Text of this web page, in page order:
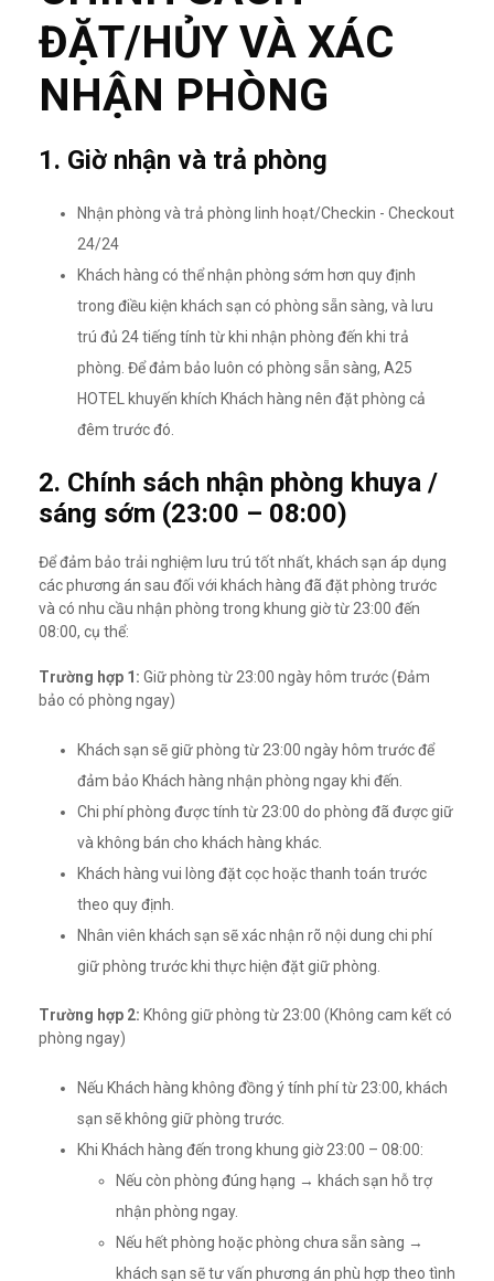
ĐẶT/HỦY VÀ XÁC
NHẬN PHÒNG
1. Giờ nhận và trả phòng
Nhận phòng và trả phòng linh hoạt/Checkin - Checkout
24/24
Khách hàng có thể nhận phòng sớm hơn quy định
trong điều kiện khách sạn có phòng sẵn sàng, và lưu
trú đủ 24 tiếng tính từ khi nhận phòng đến khi trả
phòng. Để đảm bảo luôn có phòng sẵn sàng, A25
HOTEL khuyến khích Khách hàng nên đặt phòng cả
đêm trước đó.
2. Chính sách nhận phòng khuya /
sáng sớm (23:00 – 08:00)
Để đảm bảo trải nghiệm lưu trú tốt nhất, khách sạn áp dụng
các phương án sau đối với khách hàng đã đặt phòng trước
và có nhu cầu nhận phòng trong khung giờ từ 23:00 đến
08:00, cụ thể:
Trường hợp 1: Giữ phòng từ 23:00 ngày hôm trước (Đảm
bảo có phòng ngay)
Khách sạn sẽ giữ phòng từ 23:00 ngày hôm trước để
đảm bảo Khách hàng nhận phòng ngay khi đến.
Chi phí phòng được tính từ 23:00 do phòng đã được giữ
và không bán cho khách hàng khác.
Khách hàng vui lòng đặt cọc hoặc thanh toán trước
theo quy định.
Nhân viên khách sạn sẽ xác nhận rõ nội dung chi phí
giữ phòng trước khi thực hiện đặt giữ phòng.
Trường hợp 2: Không giữ phòng từ 23:00 (Không cam kết có
phòng ngay)
Nếu Khách hàng không đồng ý tính phí từ 23:00, khách
sạn sẽ không giữ phòng trước.
Khi Khách hàng đến trong khung giờ 23:00 – 08:00:
Nếu còn phòng đúng hạng → khách sạn hỗ trợ
nhận phòng ngay.
Nếu hết phòng hoặc phòng chưa sẵn sàng →
khách sạn sẽ tư vấn phương án phù hợp theo tình